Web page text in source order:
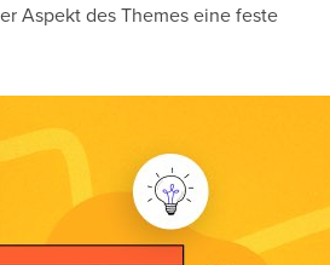
Aspekt des Themes eine feste